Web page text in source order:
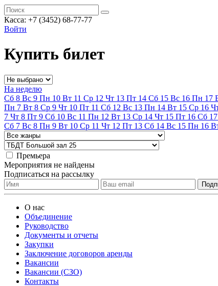
Касса: +7 (3452) 68-77-77
Войти
Купить билет
На неделю
Сб 8 Вс 9 Пн 10 Вт 11 Ср 12 Чт 13 Пт 14 Сб 15 Вс 16 Пн 17
Пн 7 Вт 8 Ср 9 Чт 10 Пт 11 Сб 12 Вс 13 Пн 14 Вт 15 Ср 16
7 Чт 8 Пт 9 Сб 10 Вс 11 Пн 12 Вт 13 Ср 14 Чт 15 Пт 16 Сб 17
Сб 7 Вс 8 Пн 9 Вт 10 Ср 11 Чт 12 Пт 13 Сб 14 Вс 15 Пн 16
Премьера
Мероприятия не найдены
Подписаться на рассылку
О нас
Объединение
Руководство
Документы и отчеты
Закупки
Заключение договоров аренды
Вакансии
Вакансии (СЗО)
Контакты